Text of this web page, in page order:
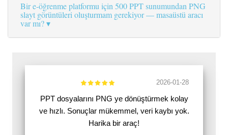
Bir e-öğrenme platformu için 500 PPT sunumundan PNG
slayt görüntüleri oluşturmam gerekiyor — masaüstü aracı
var mı?
2026-01-28
PPT dosyalarını PNG ye dönüştürmek kolay
ve hızlı. Sonuçlar mükemmel, veri kaybı yok.
Harika bir araç!